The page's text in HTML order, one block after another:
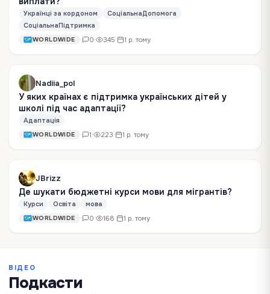
Українці за кордоном
СоціальнаДопомога
СоціальнаПідтримка
WORLDWIDE · 0· 345· 1 р. тому
Nadiia_pol
У яких країнах є підтримка українських дітей у
школі під час адаптації?
Адаптація
WORLDWIDE · 1· 223· 1 р. тому
JBrizz
Де шукати бюджетні курси мови для мігрантів?
Курси Освіта мова
WORLDWIDE · 0· 168· 1 р. тому
ВІДЕО
Подкасти